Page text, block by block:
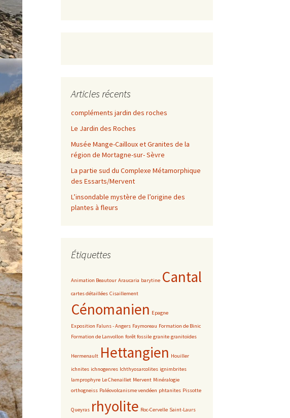
Articles récents
compléments jardin des roches
Le Jardin des Roches
Musée Mange-Cailloux et Granites de la
région de Mortagne-sur- Sèvre
La partie sud du Complexe Métamorphique
des Essarts/Mervent
L’insondable mystère de l’origine des
plantes à fleurs
Étiquettes
Animation Beautour Araucaria barytine Cantal
cartes détaillées Cisaillement
Cénomanien Epagne
Exposition Faluns - Angers Faymoreau Formation de Binic
Formation de Lanvollon forêt fossile granite granitoïdes
Hermenault Hettangien Houiller
ichnites ichnogenres Ichthyosarcolites ignimbrites
lamprophyre Le Chenaillet Mervent Minéralogie
orthogneiss Paléovolcanisme vendéen phtanites Pissotte
Queyras rhyolite Roc-Cervelle Saint-Laurs